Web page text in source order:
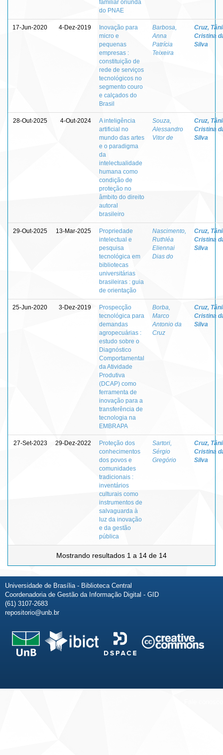
familiar oriunda
do PNAE
17-Jun-2020 4-Dez-2019
Inovação para
micro e
pequenas
empresas :
constituição de
rede de serviços
tecnológicos no
segmento couro
e calçados do
Brasil
Barbosa,
Anna
Patrícia
Teixeira
Cruz,
Cristina
Silva
28-Out-2025 4-Out-2024
A inteligência
artificial no
mundo das artes
e o paradigma
da
intelectualidade
humana como
condição de
proteção no
âmbito do direito
autoral
brasileiro
Souza,
Alessandro
Vitor de
Cruz,
Cristina
Silva
29-Out-2025 13-Mar-2025
Propriedade
intelectual e
pesquisa
tecnológica em
bibliotecas
universitárias
brasileiras : guia
de orientação
Nascimento,
Ruthléa
Eliennai
Dias do
Cruz,
Cristina
Silva
25-Jun-2020 3-Dez-2019
Prospecção
tecnológica para
demandas
agropecuárias :
estudo sobre o
Diagnóstico
Comportamental
da Atividade
Produtiva
(DCAP) como
ferramenta de
inovação para a
transferência de
tecnologia na
EMBRAPA
Borba,
Marco
Antonio da
Cruz
Cruz,
Cristina
Silva
27-Set-2023 29-Dez-2022
Proteção dos
conhecimentos
dos povos e
comunidades
tradicionais :
inventários
culturais como
instrumentos de
salvaguarda à
luz da inovação
e da gestão
pública
Sartori,
Sérgio
Gregório
Cruz,
Cristina
Silva
Mostrando resultados 1 a 14 de 14
Universidade de Brasília - Biblioteca Central
Coordenadoria de Gestão da Informação Digital - GID
(61) 3107-2683
repositorio@unb.br